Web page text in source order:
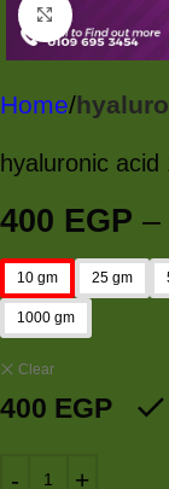
Click to
Home
hyaluronic acid
400 EGP –
10 gm 25 gm
1000 gm
Clear
400 EGP